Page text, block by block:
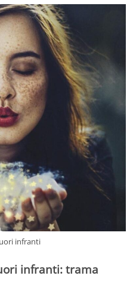
infranti
infranti: trama